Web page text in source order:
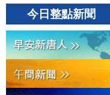
今日整點新聞